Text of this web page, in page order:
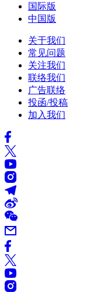
国际版
中国版
关于我们
常见问题
关注我们
联络我们
广告联络
投函/投稿
加入我们